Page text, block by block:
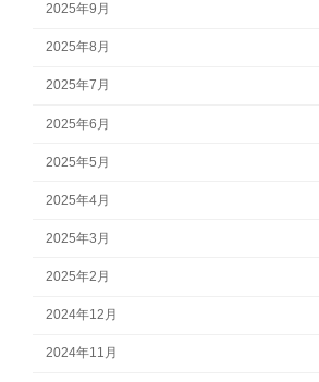
2025年9月
2025年8月
2025年7月
2025年6月
2025年5月
2025年4月
2025年3月
2025年2月
2024年12月
2024年11月